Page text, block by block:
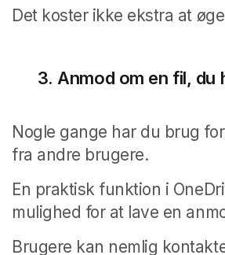
Det koster ikke ekstra at
3. Anmod om en fil, du
Nogle gange har du brug
fra andre brugere.
En praktisk funktion i
mulighed for at lave en
Brugere kan nemlig